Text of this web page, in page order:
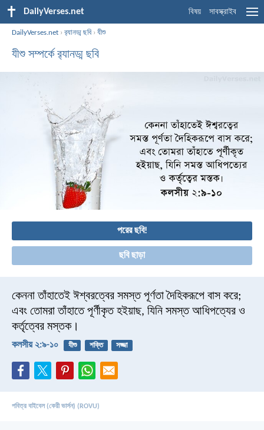
DailyVerses.net বিষয় সাবস্ক্রাইব
DailyVerses.net ›র‌্যানড্ম ছবি ›যীশু
যীশু সম্পর্কে র‌্যানড্ম ছবি
পরের ছবি!
ছবি ছাড়া
কেননা তাঁহাতেই ঈশ্বরত্বের সমস্ত পূর্ণতা দৈহিকরূপে বাস করে;
এবং তোমরা তাঁহাতে পূর্ণীকৃত হইয়াছ, যিনি সমস্ত আধিপত্যের ও
কর্তৃত্বের মস্তক।
কলসীয় ২:৯-১০ যীশু শক্তি সজ্জা
পবিত্র বাইবেল (কেরী ভার্সন) (ROVU)